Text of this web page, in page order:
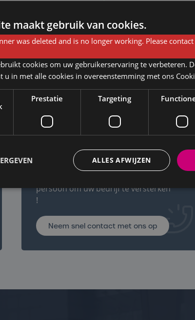
Wij nemen de
wensen te
Neem snel contact met ons op
Wenst u te
rekruteren?
persoon om uw bedrijf te versterken
!
Neem snel contact met ons op
maakt gebruik van cookies.
was deleted and is no longer working. Please
cookies om uw gebruikerservaring te verbeteren.
u in met alle cookies in overeenstemming met ons
Prestatie Targeting
ALLES AFWIJZEN